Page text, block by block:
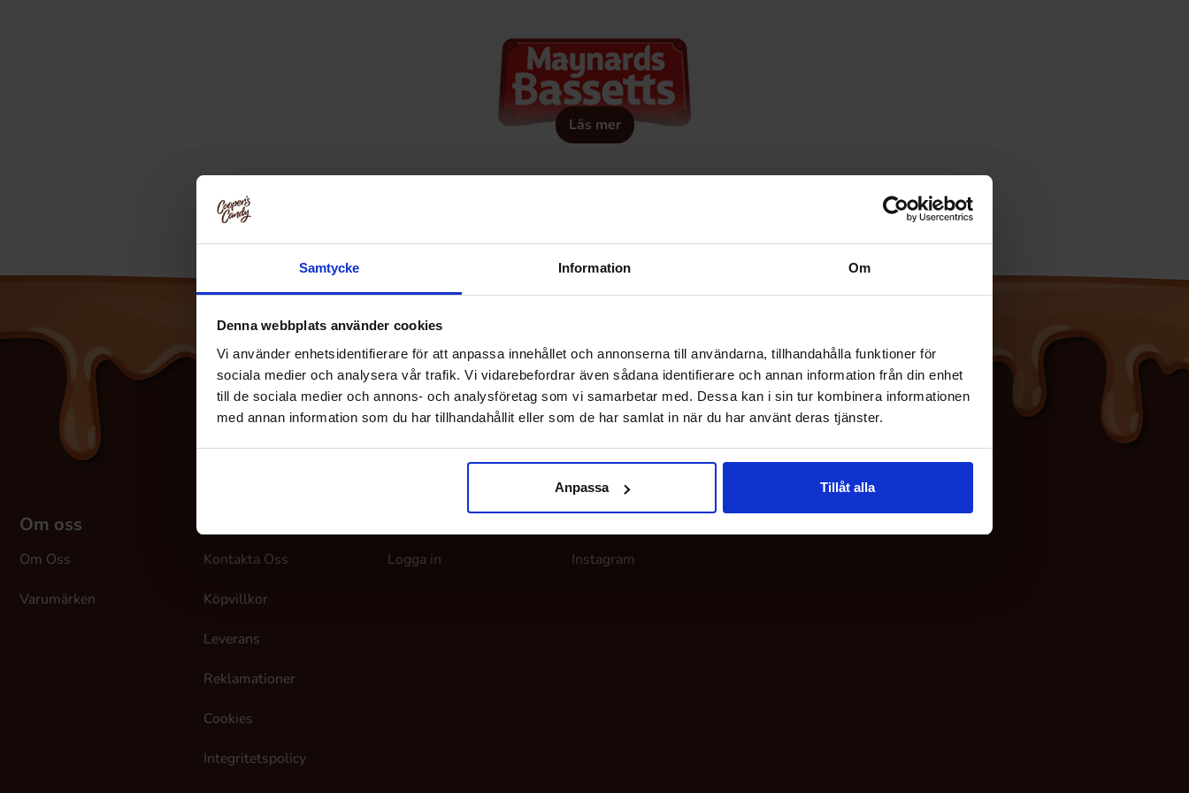
Samtycke Information Om
Denna webbplats använder cookies
Vi använder enhetsidentifierare för att anpassa innehållet och annonserna till användarna, tillhandahålla funktioner för
sociala medier och analysera vår trafik. Vi vidarebefordrar även sådana identifierare och annan information från din enhet
till de sociala medier och annons- och analysföretag som vi samarbetar med. Dessa kan i sin tur kombinera informationen
med annan information som du har tillhandahållit eller som de har samlat in när du har använt deras tjänster.
Anpassa Tillåt alla
Läs mer
Om oss
Om Oss
Varumärken
Kontakta Oss
Köpvillkor
Leverans
Reklamationer
Cookies
Integritetspolicy
Logga in Instagram